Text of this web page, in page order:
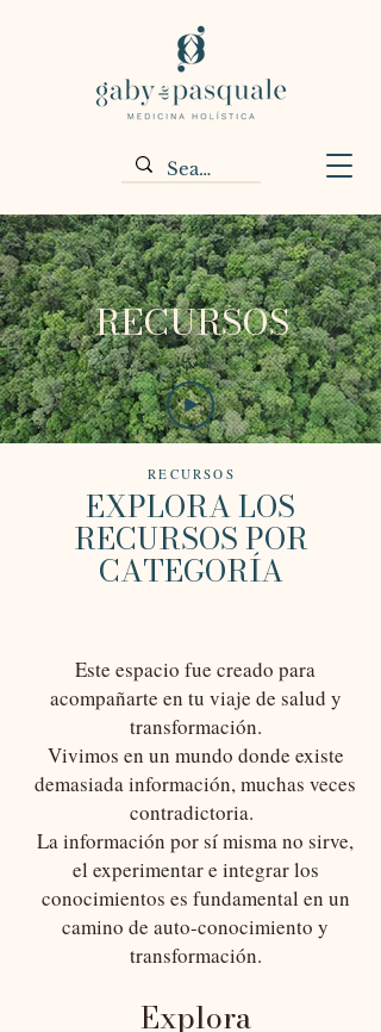
RECURSOS
RECURSOS
EXPLORA LOS
RECURSOS POR
CATEGORÍA
Este espacio fue creado para
acompañarte en tu viaje de salud y
transformación.
Vivimos en un mundo donde existe
demasiada información, muchas veces
contradictoria.
La información por sí misma no sirve,
el experimentar e integrar los
conocimientos es fundamental en un
camino de auto-conocimiento y
transformación.
Explora